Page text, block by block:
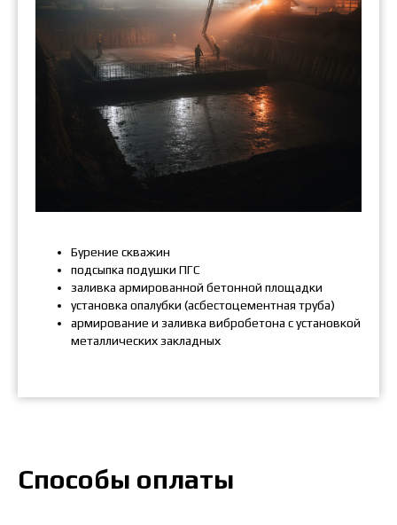
Бурение скважин
подсыпка подушки ПГС
заливка армированной бетонной площадки
установка опалубки (асбестоцементная труба)
армирование и заливка вибробетона с установкой
металлических закладных
Способы оплаты